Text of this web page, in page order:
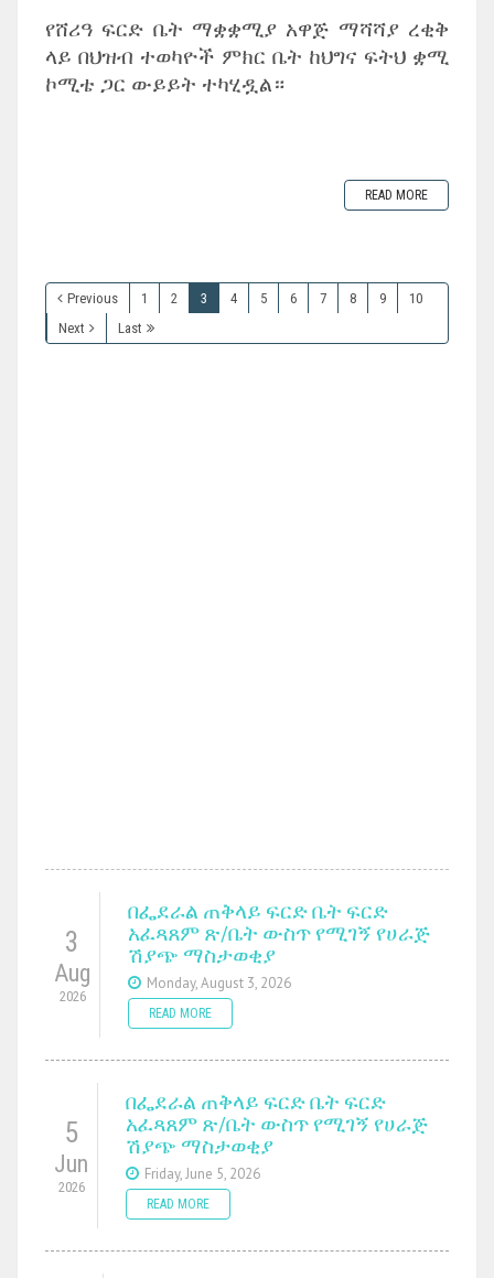
‎የሸሪዓ ፍርድ ቤት ማቋቋሚያ አዋጅ ማሻሻያ ረቂቅ
ላይ በህዝብ ተወካዮች ምክር ቤት ከህግና ፍትህ ቋሚ
ኮሚቴ ጋር ውይይት ተካሂዷል።
READ MORE
Previous 1 2 3 4 5 6 7 8 9
10
Next
Last
3
Aug
2026
በፌደራል ጠቅላይ ፍርድ ቤት ፍርድ
አፈጻጸም ጽ/ቤት ውስጥ የሚገኝ የሀራጅ
ሽያጭ ማስታወቂያ
Monday, August 3, 2026
READ MORE
5
Jun
2026
በፌደራል ጠቅላይ ፍርድ ቤት ፍርድ
አፈጻጸም ጽ/ቤት ውስጥ የሚገኝ የሀራጅ
ሽያጭ ማስታወቂያ
Friday, June 5, 2026
READ MORE